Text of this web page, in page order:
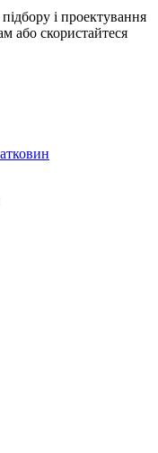
і проектування
або скористайтеся